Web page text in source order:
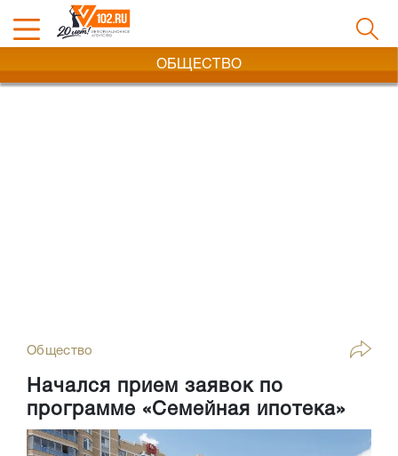
ОБЩЕСТВО
Общество
Начался прием заявок по
программе «Семейная ипотека»